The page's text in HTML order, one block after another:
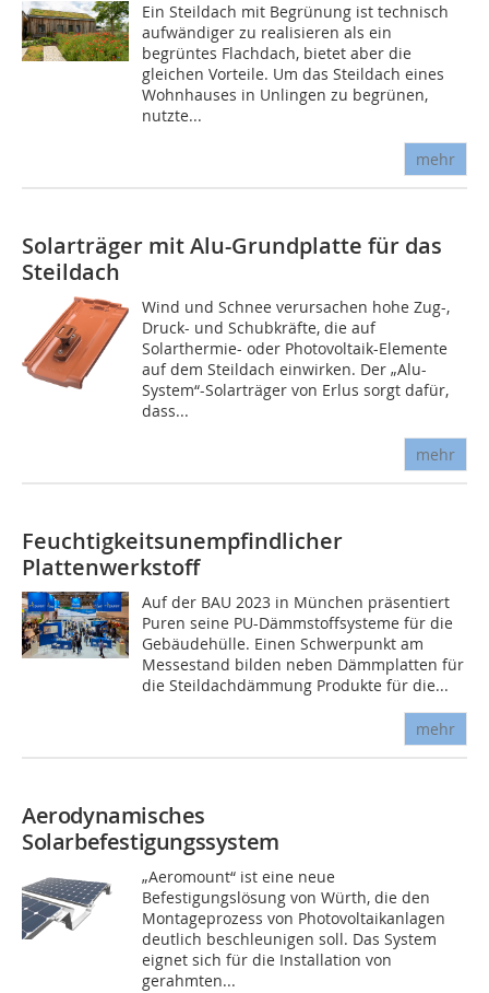
Ein Steildach mit Begrünung ist technisch
aufwändiger zu realisieren als ein
begrüntes Flachdach, bietet aber die
gleichen Vorteile. Um das Steildach eines
Wohnhauses in Unlingen zu begrünen,
nutzte...
mehr
Solarträger mit Alu-Grundplatte für das
Steildach
Wind und Schnee verursachen hohe Zug-,
Druck- und Schubkräfte, die auf
Solarthermie- oder Photovoltaik-Elemente
auf dem Steildach einwirken. Der „Alu-
System“-Solarträger von Erlus sorgt dafür,
dass...
mehr
Feuchtigkeitsunempfindlicher
Plattenwerkstoff
Auf der BAU 2023 in München präsentiert
Puren seine PU-Dämmstoffsysteme für die
Gebäudehülle. Einen Schwerpunkt am
Messestand bilden neben Dämmplatten für
die Steildachdämmung Produkte für die...
mehr
Aerodynamisches
Solarbefestigungssystem
„Aeromount“ ist eine neue
Befestigungslösung von Würth, die den
Montageprozess von Photovoltaikanlagen
deutlich beschleunigen soll. Das System
eignet sich für die Installation von
gerahmten...